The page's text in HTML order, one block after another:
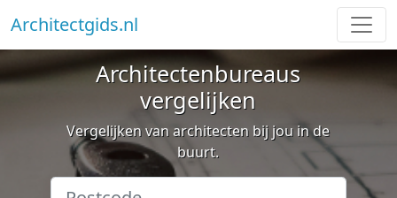
Architectgids.nl
Architectenbureaus
vergelijken
Vergelijken van architecten bij jou in de
buurt.